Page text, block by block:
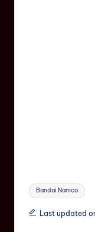
Bandai Namco
Last updated